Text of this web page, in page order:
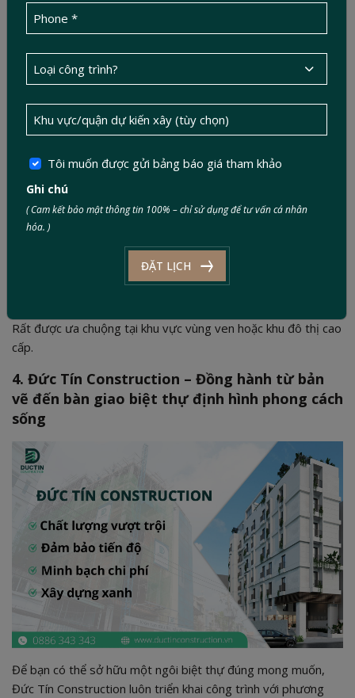
Hồ bơi
Ánh sáng và gió tự nhiên
Rất được ưa chuộng tại khu vực vùng ven hoặc khu đô thị cao
cấp.
4. Đức Tín Construction – Đồng hành từ bản
vẽ đến bàn giao biệt thự định hình phong cách
sống
Để bạn có thể sở hữu một ngôi biệt thự đúng mong muốn,
Đức Tín Construction luôn triển khai công trình với phương
Tôi muốn được gửi bảng báo giá tham khảo
Ghi chú
( Cam kết bảo mật thông tin 100% – chỉ sử dụng để tư vấn cá nhân
hóa. )
ĐẶT LỊCH